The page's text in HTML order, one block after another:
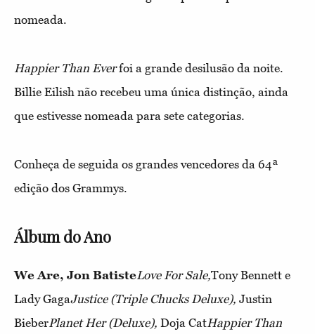
nomeada.
Happier Than Everfoi a grande desilusão da noite.
Billie Eilish não recebeu uma única distinção, ainda
que estivesse nomeada para sete categorias.
Conheça de seguida os grandes vencedores da 64ª
edição dos Grammys.
Álbum do Ano
We Are, Jon BatisteLove For Sale,Tony Bennett e
Lady GagaJustice (Triple Chucks Deluxe), Justin
BieberPlanet Her (Deluxe), Doja CatHappier Than